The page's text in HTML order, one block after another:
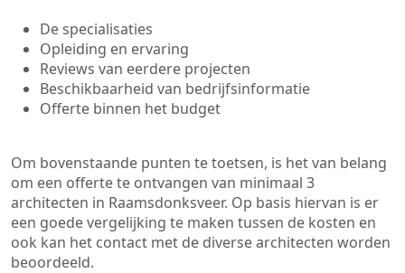
De specialisaties
Opleiding en ervaring
Reviews van eerdere projecten
Beschikbaarheid van bedrijfsinformatie
Offerte binnen het budget
Om bovenstaande punten te toetsen, is het van belang
om een offerte te ontvangen van minimaal 3
architecten in Raamsdonksveer. Op basis hiervan is er
een goede vergelijking te maken tussen de kosten en
ook kan het contact met de diverse architecten worden
beoordeeld.